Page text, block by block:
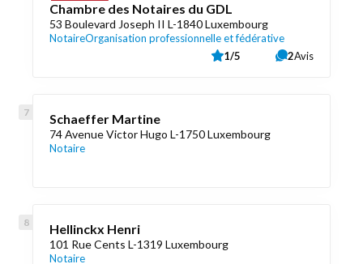
Chambre des Notaires du GDL
53 Boulevard Joseph II L-1840 Luxembourg
NotaireOrganisation professionnelle et fédérative
1/5
2Avis
Schaeffer Martine
74 Avenue Victor Hugo L-1750 Luxembourg
Notaire
Hellinckx Henri
101 Rue Cents L-1319 Luxembourg
Notaire